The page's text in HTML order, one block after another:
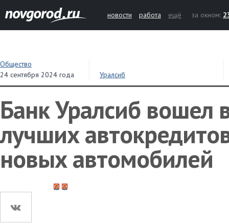
новости работа ещё за окном:
Общество
24 сентября 2024 года
Уралсиб
Банк Уралсиб вошел
лучших
новых автомобилей